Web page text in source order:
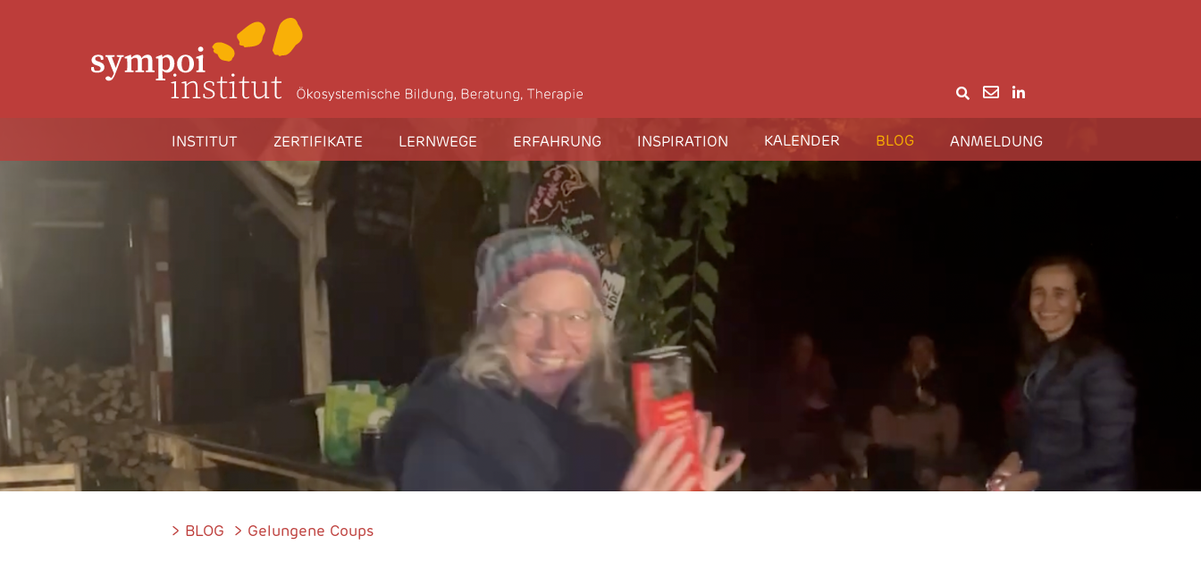
INSTITUT ZERTIFIKATE LERNWEGE ERFAHRUNG INSPIRATION KALENDER (current)
BLOG (current)ANMELDUNG
> BLOG > Gelungene Coups